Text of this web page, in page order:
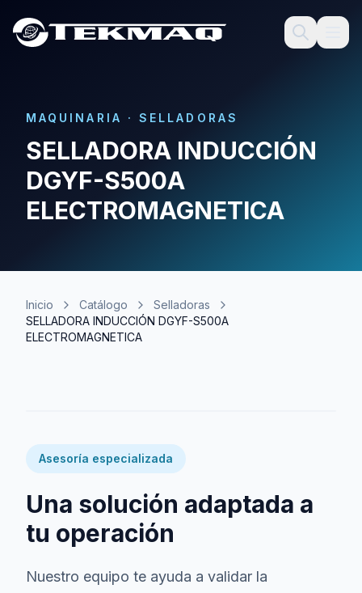
MAQUINARIA ·SELLADORAS
SELLADORA INDUCCIÓN
DGYF-S500A
ELECTROMAGNETICA
Inicio Catálogo
Selladoras
SELLADORA INDUCCIÓN DGYF-S500A
ELECTROMAGNETICA
Asesoría especializada
Una solución adaptada a
tu operación
Nuestro equipo te ayuda a validar la